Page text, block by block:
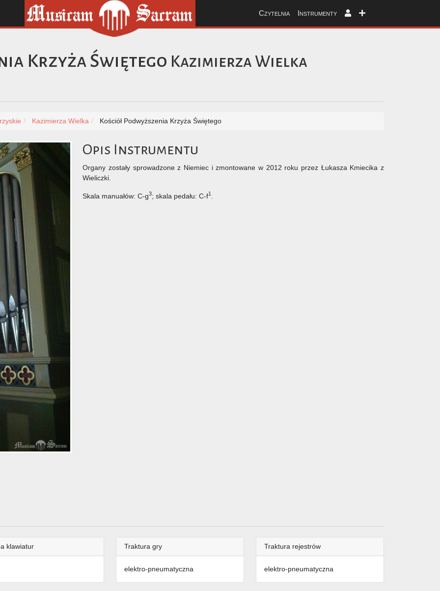
Czytelnia Instrumenty
Krzyża Świętego Kazimierza Wielka
Kazimierza Wielka Kościół Podwyższenia Krzyża Świętego
Opis Instrumentu
Organy zostały sprowadzone z Niemiec i zmontowane w 2012 roku przez Łukasza Kmiecika z
Wieliczki.
Skala manuałów: C-g3; skala pedału: C-f1
klawiatur Traktura gry
elektro-pneumatyczna
Traktura rejestrów
elektro-pneumatyczna